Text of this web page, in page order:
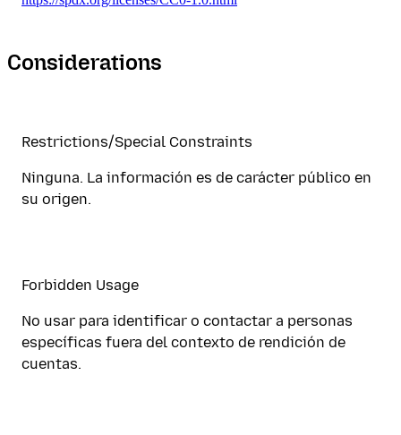
Considerations
Restrictions/Special Constraints
Ninguna. La información es de carácter público en
su origen.
Forbidden Usage
No usar para identificar o contactar a personas
específicas fuera del contexto de rendición de
cuentas.